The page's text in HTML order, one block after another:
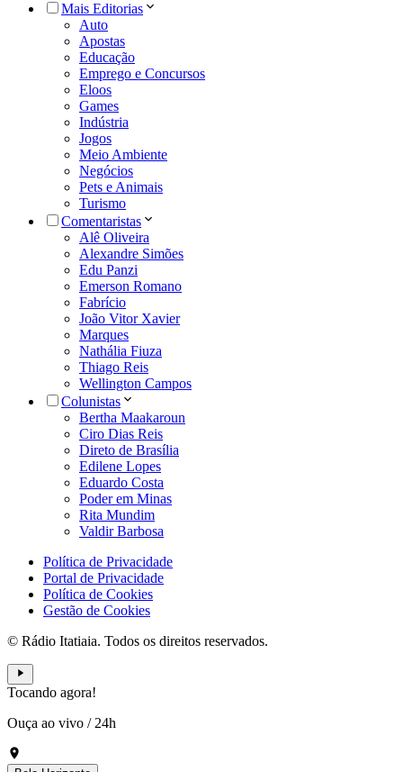
Mais Editorias
Auto
Apostas
Educação
Emprego e Concursos
Eloos
Games
Indústria
Jogos
Meio Ambiente
Negócios
Pets e Animais
Turismo
Comentaristas
Alê Oliveira
Alexandre Simões
Edu Panzi
Emerson Romano
Fabrício
João Vitor Xavier
Marques
Nathália Fiuza
Thiago Reis
Wellington Campos
Colunistas
Bertha Maakaroun
Ciro Dias Reis
Direto de Brasília
Edilene Lopes
Eduardo Costa
Poder em Minas
Rita Mundim
Valdir Barbosa
Política de Privacidade
Portal de Privacidade
Política de Cookies
Gestão de Cookies
© Rádio Itatiaia. Todos os direitos reservados.
Tocando agora!
Ouça ao vivo / 24h